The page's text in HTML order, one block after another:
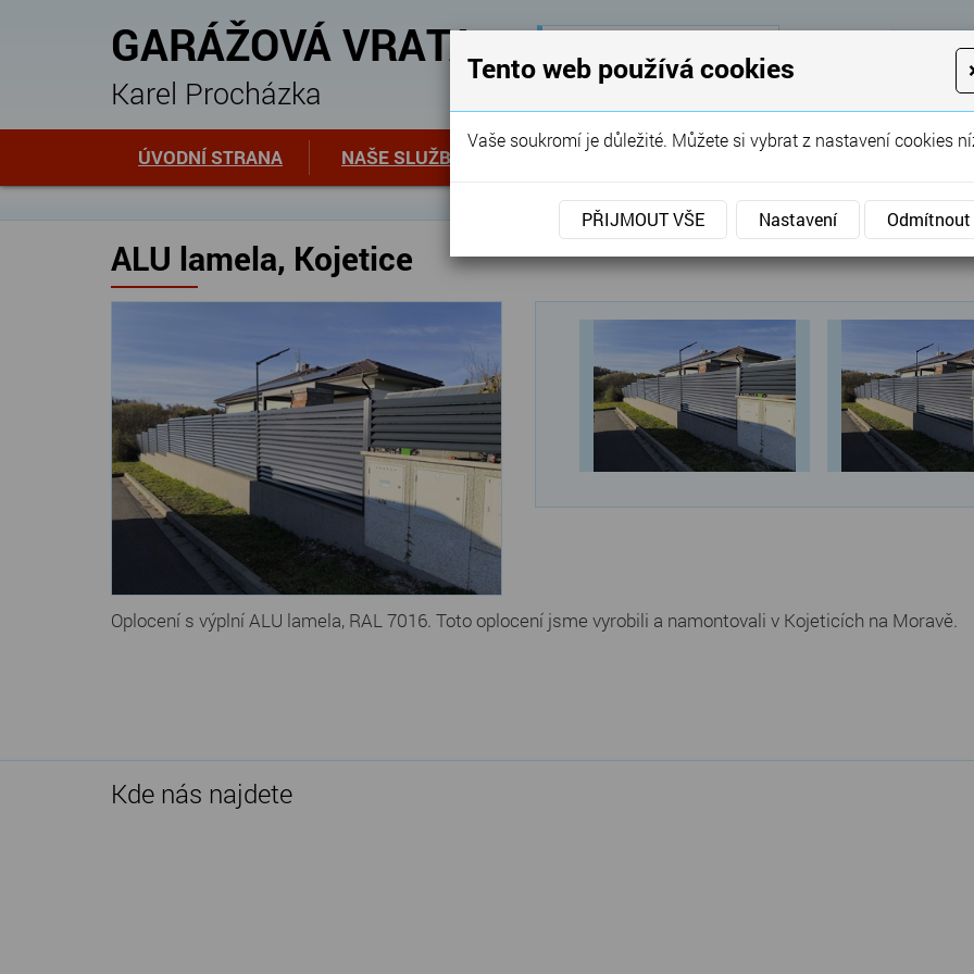
GARÁŽOVÁ VRATA
Karel Procházka Garážová vrata, brány, ploty ...
ÚVODNÍ STRANA NAŠE SLUŽBY SERVIS REFERENCE
ALU lamela, Kojetice
Oplocení s výplní ALU lamela, RAL 7016. Toto oplocení jsme vyrobili a namontovali v Kojeticích na Moravě.
Kde nás najdete
Tento web používá cookies
Vaše soukromí je důležité. Můžete si vybrat z nastavení cookies
PŘIJMOUT VŠE Nastavení Odmítnout